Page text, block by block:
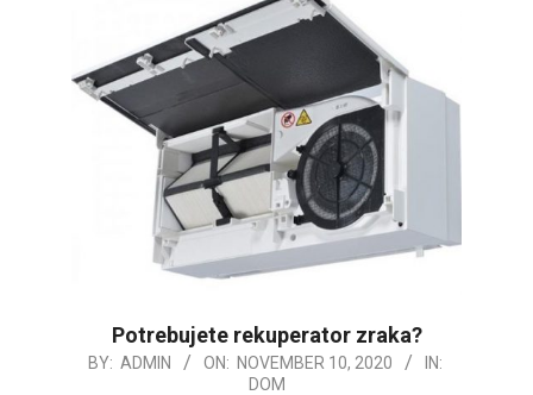
Potrebujete rekuperator zraka?
2020-
BY: ADMIN ON: NOVEMBER 10, 2020
IN:
DOM